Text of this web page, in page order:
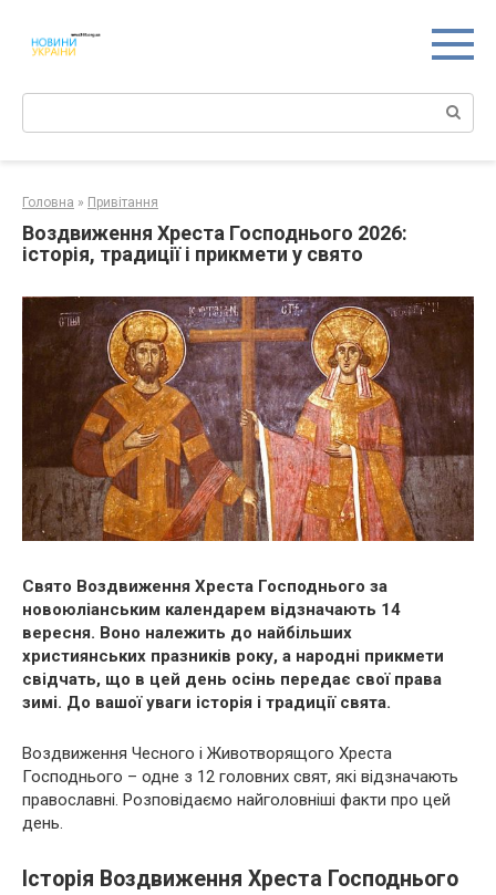
контенту
Поиск:
Головна » Привітання
Воздвиження Хреста Господнього 2026:
історія, традиції і прикмети у свято
Свято Воздвиження Хреста Господнього за
новоюліанським календарем відзначають 14
вересня. Воно належить до найбільших
християнських празників року, а народні прикмети
свідчать, що в цей день осінь передає свої права
зимі. До вашої уваги історія і традиції свята.
Воздвиження Чесного і Животворящого Хреста
Господнього – одне з 12 головних свят, які відзначають
православні. Розповідаємо найголовніші факти про цей
день.
Історія Воздвиження Хреста Господнього